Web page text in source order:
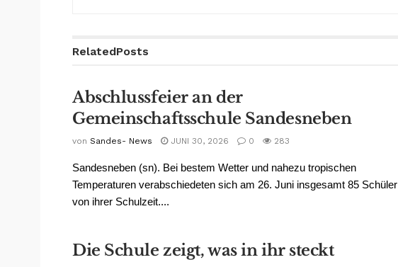
RelatedPosts
Abschlussfeier an der
Gemeinschaftsschule Sandesneben
von Sandes- News JUNI 30, 2026 0 283
Sandesneben (sn). Bei bestem Wetter und nahezu tropischen
Temperaturen verabschiedeten sich am 26. Juni insgesamt 85 Schüler
von ihrer Schulzeit....
Die Schule zeigt, was in ihr steckt